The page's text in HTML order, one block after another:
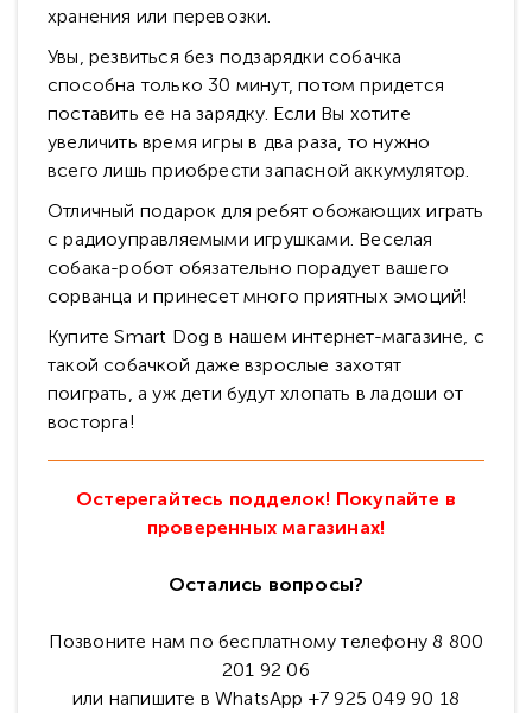
хранения или перевозки.
Увы, резвиться без подзарядки собачка
способна только 30 минут, потом придется
поставить ее на зарядку. Если Вы хотите
увеличить время игры в два раза, то нужно
всего лишь приобрести запасной аккумулятор.
Отличный подарок для ребят обожающих играть
с радиоуправляемыми игрушками. Веселая
собака-робот обязательно порадует вашего
сорванца и принесет много приятных эмоций!
Купите Smart Dog в нашем интернет-магазине, с
такой собачкой даже взрослые захотят
поиграть, а уж дети будут хлопать в ладоши от
восторга!
Остерегайтесь подделок! Покупайте в
проверенных магазинах!
Остались вопросы?
Позвоните нам по бесплатному телефону 8 800
201 92 06
или напишите в WhatsApp +7 925 049 90 18